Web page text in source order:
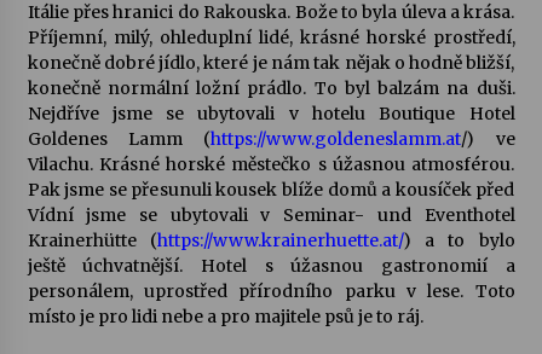
Itálie přes hranici do Rakouska. Bože to byla úleva a krása.
Příjemní, milý, ohleduplní lidé, krásné horské prostředí,
konečně dobré jídlo, které je nám tak nějak o hodně bližší,
konečně normální ložní prádlo. To byl balzám na duši.
Nejdříve jsme se ubytovali v hotelu Boutique Hotel
Goldenes Lamm (https://www.goldeneslamm.at/) ve
Vilachu. Krásné horské městečko s úžasnou atmosférou.
Pak jsme se přesunuli kousek blíže domů a kousíček před
Vídní jsme se ubytovali v Seminar- und Eventhotel
Krainerhütte (https://www.krainerhuette.at/) a to bylo
ještě úchvatnější. Hotel s úžasnou gastronomií a
personálem, uprostřed přírodního parku v lese. Toto
místo je pro lidi nebe a pro majitele psů je to ráj.